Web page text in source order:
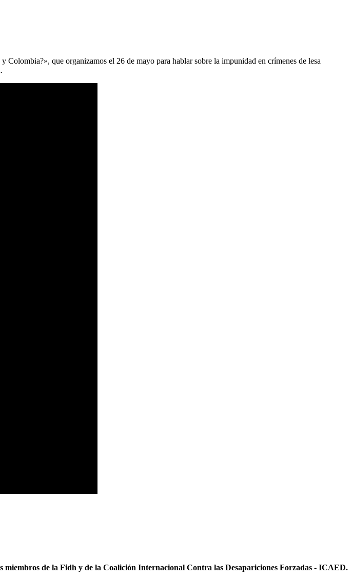
que organizamos el 26 de mayo para hablar sobre la impunidad en crímenes de lesa
miembros de la Fidh y de la Coalición Internacional Contra las Desapariciones Forzadas - ICAED.